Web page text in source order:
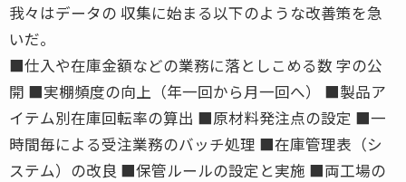
我々はデータの 収集に始まる以下のような改善策を急
いだ。
■仕入や在庫金額などの業務に落としこめる数 字の公
開 ■実棚頻度の向上（年一回から月一回へ） ■製品ア
イテム別在庫回転率の算出 ■原材料発注点の設定 ■一
時間毎による受注業務のバッチ処理 ■在庫管理表（シ
ステム）の改良 ■保管ルールの設定と実施 ■両工場の